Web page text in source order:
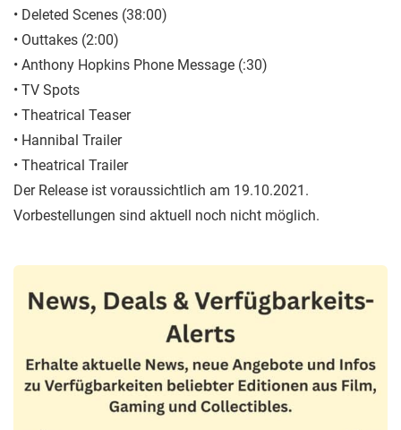
• Deleted Scenes (38:00)
• Outtakes (2:00)
• Anthony Hopkins Phone Message (:30)
• TV Spots
• Theatrical Teaser
• Hannibal Trailer
• Theatrical Trailer
Der Release ist voraussichtlich am 19.10.2021.
Vorbestellungen sind aktuell noch nicht möglich.